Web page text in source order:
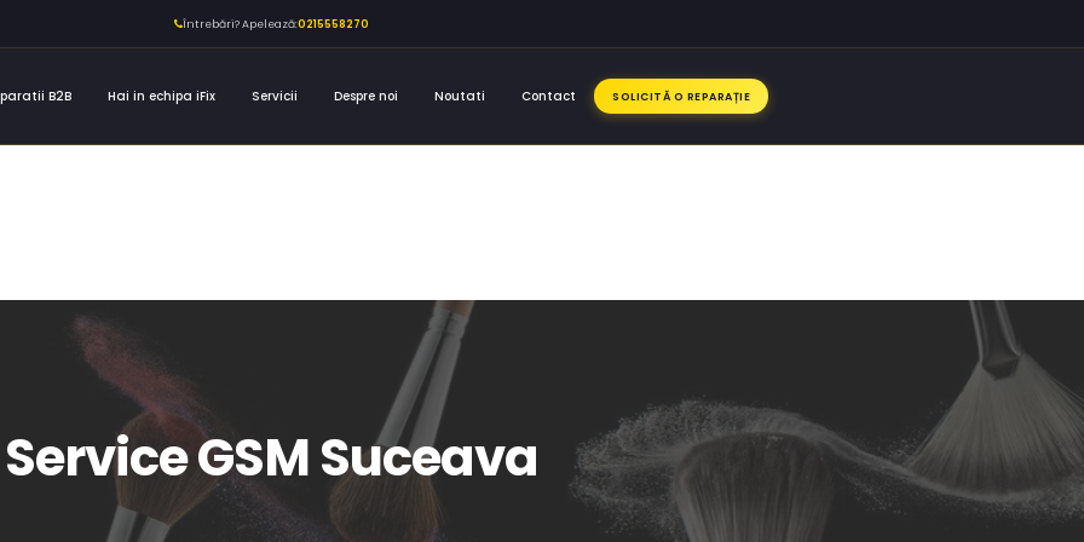
Întrebări? Apelează:0215558270
B2B Hai in echipa iFix Servicii Despre noi Noutati Contact SOLICITĂ O REPARAȚIE
Service GSM Suceava